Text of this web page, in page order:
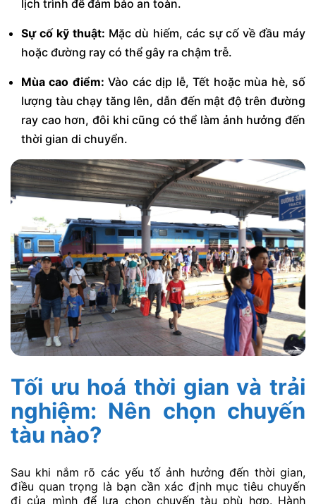
lịch trình để đảm bảo an toàn.
Sự cố kỹ thuật: Mặc dù hiếm, các sự cố về đầu máy
hoặc đường ray có thể gây ra chậm trễ.
Mùa cao điểm: Vào các dịp lễ, Tết hoặc mùa hè, số
lượng tàu chạy tăng lên, dẫn đến mật độ trên đường
ray cao hơn, đôi khi cũng có thể làm ảnh hưởng đến
thời gian di chuyển.
Tối ưu hoá thời gian và trải
nghiệm: Nên chọn chuyến
tàu nào?
Sau khi nắm rõ các yếu tố ảnh hưởng đến thời gian,
điều quan trọng là bạn cần xác định mục tiêu chuyến
đi của mình để lựa chọn chuyến tàu phù hợp. Hành